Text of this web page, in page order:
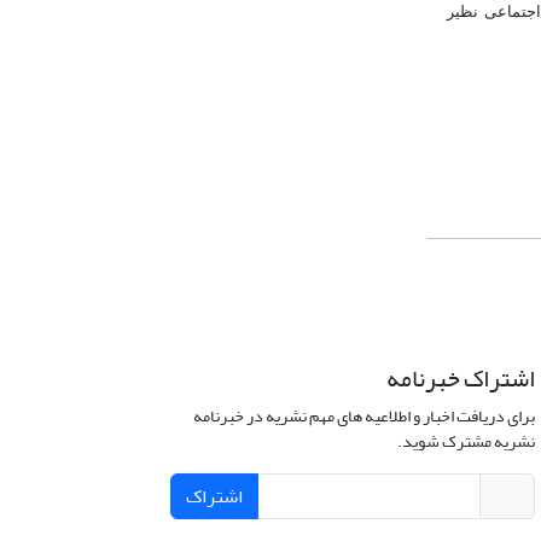
نظیر
اشتراک خبرنامه
برای دریافت اخبار و اطلاعیه های مهم نشریه در خبرنامه
نشریه مشترک شوید.
اشتراک